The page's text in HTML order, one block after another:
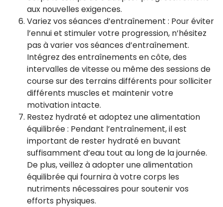
aux nouvelles exigences.
Variez vos séances d’entraînement : Pour éviter
l’ennui et stimuler votre progression, n’hésitez
pas à varier vos séances d’entraînement.
Intégrez des entraînements en côte, des
intervalles de vitesse ou même des sessions de
course sur des terrains différents pour solliciter
différents muscles et maintenir votre
motivation intacte.
Restez hydraté et adoptez une alimentation
équilibrée : Pendant l’entraînement, il est
important de rester hydraté en buvant
suffisamment d’eau tout au long de la journée.
De plus, veillez à adopter une alimentation
équilibrée qui fournira à votre corps les
nutriments nécessaires pour soutenir vos
efforts physiques.